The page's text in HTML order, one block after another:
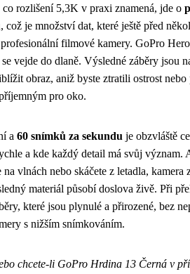
rozlišení 5,3K v praxi znamená, jde o
, což je množství dat, které ještě před
filmové kamery. GoPro
vejde do dlaně. Výsledné záběry jsou
obraz, aniž byste ztratili ostrost
pro oko.
a 60 snímků za sekundu je obzvláště
a kde každý detail má svůj význam.
vlnách nebo skáčete z letadla,
materiál působí doslova živě. Při
které jsou plynulé a přirozené, bez
s nižším snímkováním.
chcete-li GoPro Hrdina 13 Černá v